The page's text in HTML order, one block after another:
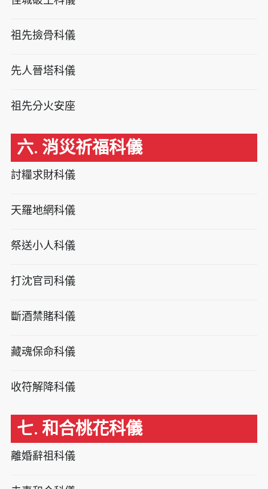
祖先撿骨科儀
先人晉塔科儀
祖先分火安座
六. 消災祈福科儀
討糧求財科儀
天羅地網科儀
祭送小人科儀
打沈官司科儀
斷酒禁賭科儀
藏魂保命科儀
收符解降科儀
七. 和合桃花科儀
離婚辭祖科儀